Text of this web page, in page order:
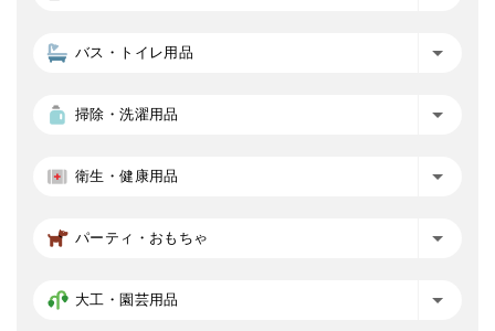
バス・トイレ用品
掃除・洗濯用品
衛生・健康用品
パーティ・おもちゃ
大工・園芸用品